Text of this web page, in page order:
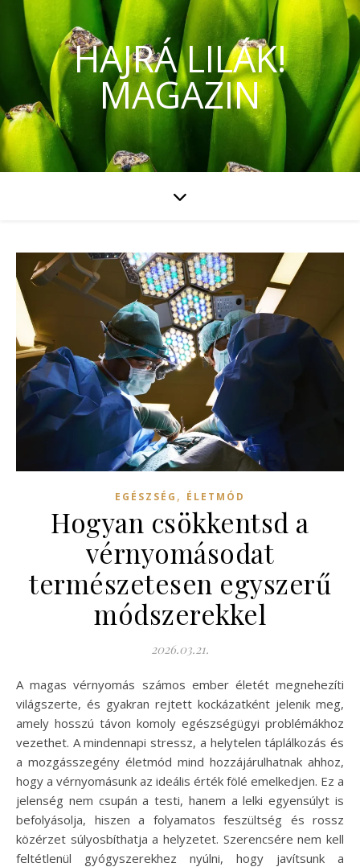
HAJRÁ LILÁK!
MAGAZIN
EGÉSZSÉG , ÉLETMÓD
Hogyan csökkentsd a
vérnyomásodat
természetesen egyszerű
módszerekkel
2026.03.21.
A magas vérnyomás számos ember életét megnehezíti
világszerte, és gyakran rejtett kockázatként jelenik meg,
amely hosszú távon komoly egészségügyi problémákhoz
vezethet. A mindennapi stressz, a helytelen táplálkozás és
a mozgásszegény életmód mind hozzájárulhatnak ahhoz,
hogy a vérnyomásunk az ideális érték fölé emelkedjen. Ez a
jelenség nem csupán a testi, hanem a lelki egyensúlyt is
befolyásolja, hiszen a folyamatos feszültség és rossz
közérzet súlyosbíthatja a helyzetet. Szerencsére nem kell
feltétlenül gyógyszerekhez nyúlni, hogy javítsunk a